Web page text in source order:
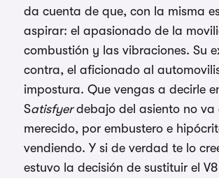
da cuenta de que, con la misma
aspirar: el apasionado de la
combustión y las vibraciones. Su
contra, el aficionado al
impostura. Que vengas a decirle
Satisfyerdebajo del asiento no va
merecido, por embustero e
vendiendo. Y si de verdad te lo
estuvo la decisión de sustituir el